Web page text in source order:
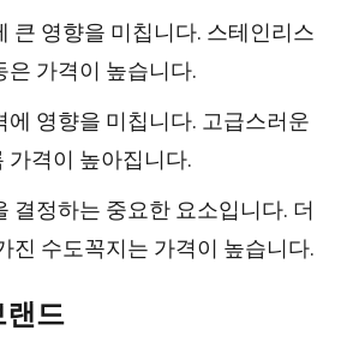
큰 영향을 미칩니다. 스테인리스
은 가격이 높습니다.
에 영향을 미칩니다. 고급스러운
가격이 높아집니다.
결정하는 중요한 요소입니다. 더
진 수도꼭지는 가격이 높습니다.
랜드